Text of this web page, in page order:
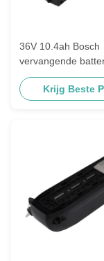
36V 10.4ah Bosch
vervangende
Powerpack 400/
Ebike Battery
Krijg Beste